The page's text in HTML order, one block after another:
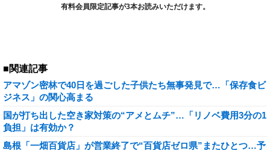
有料会員限定記事が3本お読みいただけます。
■関連記事
アマゾン密林で40日を過ごした子供たち無事発見で…「保存食ビ
ジネス」の関心高まる
国が打ち出した空き家対策の“アメとムチ”…「リノベ費用3分の1
負担」は有効か？
島根「一畑百貨店」が営業終了で“百貨店ゼロ県”またひとつ…予